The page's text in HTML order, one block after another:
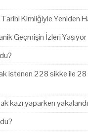
Kimliğiyle Yeniden
Geçmişin İzleri Yaşıyor
istenen 228 sikke ile
kazı yaparken yakalandı